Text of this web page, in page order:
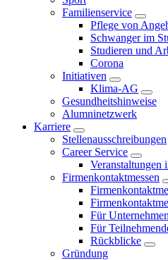
Familienservice
Pflege von
Schwanger im
Studieren und
Corona
Initiativen
Klima-AG
Gesundheitshinweise
Alumninetzwerk
Karriere
Stellenausschreibungen
Career Service
Veranstaltungen
Firmenkontaktmessen
Für
Für
Rückblicke
Gründung